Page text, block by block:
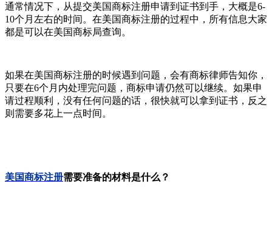
通常情况下，从提交美国商标注册申请到证书到手，大概是6-
10个月左右的时间。在美国商标注册的过程中，所有信息大家
都是可以在美国商标局查询。
如果在美国商标注册的时候遇到问题，会有商标律师告知你，
只要在6个月内处理完问题，商标申请仍然可以继续。如果申
请过程顺利，没有任何问题的话，很快就可以拿到证书，反之
则需要多花上一点时间。
美国商标注册需要准备的材料是什么？